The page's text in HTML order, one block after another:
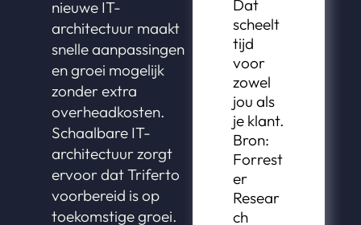
nieuwe IT-
architectuur maakt
snelle aanpassingen
en groei mogelijk
zonder extra
overheadkosten.
Schaalbare IT-
architectuur zorgt
ervoor dat Triferto
voorbereid is op
toekomstige groei.
Dat
scheelt
tijd
voor
zowel
jou als
je klant.
Bron:
Forrest
er
Resear
ch